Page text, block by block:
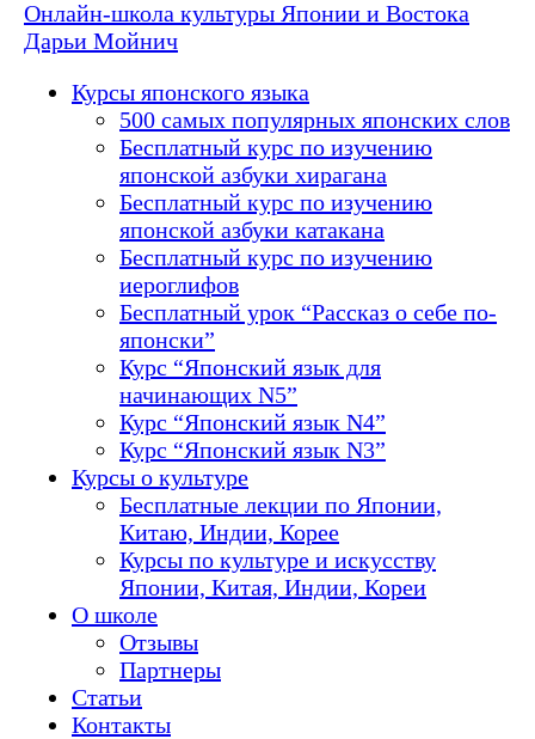
Онлайн-школа культуры Японии и Востока
Дарьи Мойнич
Курсы японского языка
500 самых популярных японских слов
Бесплатный курс по изучению
японской азбуки хирагана
Бесплатный курс по изучению
японской азбуки катакана
Бесплатный курс по изучению
иероглифов
Бесплатный урок “Рассказ о себе по-
японски”
Курс “Японский язык для
начинающих N5”
Курс “Японский язык N4”
Курс “Японский язык N3”
Курсы о культуре
Бесплатные лекции по Японии,
Китаю, Индии, Корее
Курсы по культуре и искусству
Японии, Китая, Индии, Кореи
О школе
Отзывы
Партнеры
Статьи
Контакты